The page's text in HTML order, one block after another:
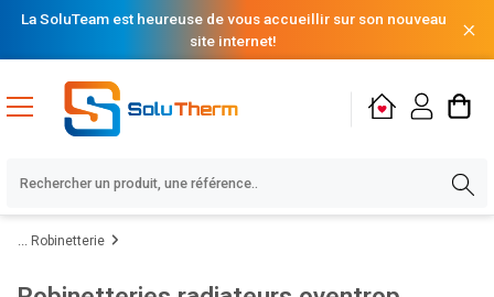
La SoluTeam est heureuse de vous accueillir sur son nouveau
site internet!
Robinetterie